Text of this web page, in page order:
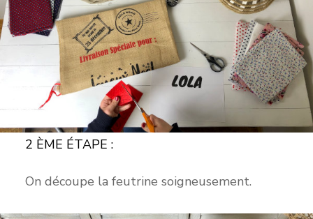
2 ÈME ÉTAPE :
On découpe la feutrine soigneusement.